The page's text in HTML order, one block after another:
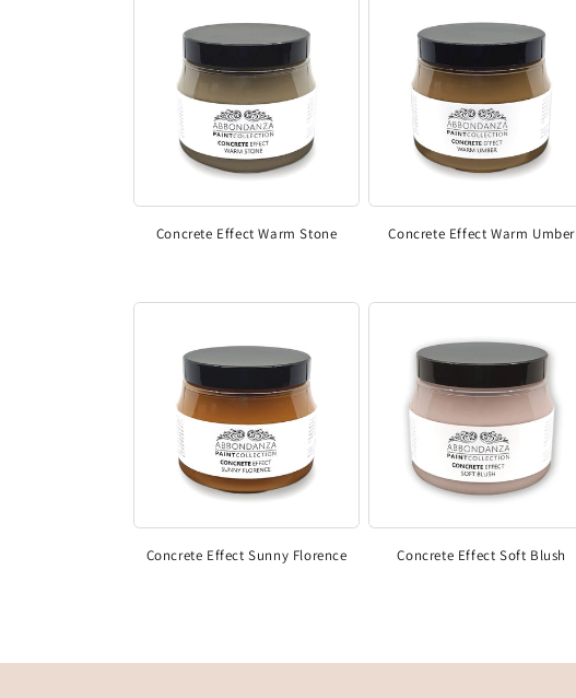
Concrete Effect Warm Stone Concrete Effect Warm Umber
Concrete Effect Sunny Florence Concrete Effect Soft Blush